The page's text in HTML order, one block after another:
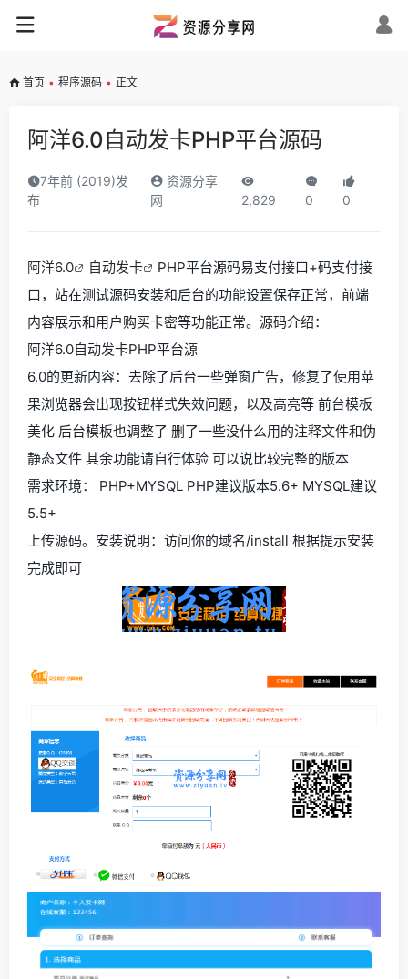
首页 • 程序源码 • 正文
阿洋6.0自动发卡PHP平台源码
7年前 (2019)发
布
资源分享
网
2,829 0 0
阿洋6.0 自动发卡
PHP平台源码易支付接口+码支付接
口，站在测试源码安装和后台的功能设置保存正常，前端
内容展示和用户购买卡密等功能正常。源码介绍：
阿洋6.0自动发卡PHP平台源
6.0的更新内容：去除了后台一些弹窗广告，修复了使用苹
果浏览器会出现按钮样式失效问题，以及高亮等 前台模板
美化 后台模板也调整了 删了一些没什么用的注释文件和伪
静态文件 其余功能请自行体验 可以说比较完整的版本
需求环境： PHP+MYSQL PHP建议版本5.6+ MYSQL建议
5.5+
上传源码。安装说明：访问你的域名/install 根据提示安装
完成即可